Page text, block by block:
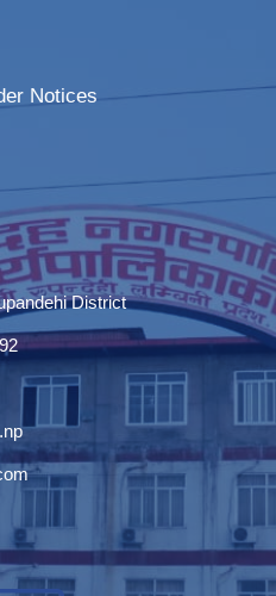
Notices
District